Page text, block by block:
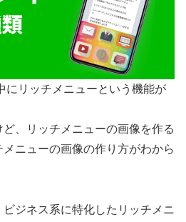
にリッチメニューという機能が
、リッチメニューの画像を作る
ニューの画像の作り方がわから
ジネス系に特化したリッチメニ